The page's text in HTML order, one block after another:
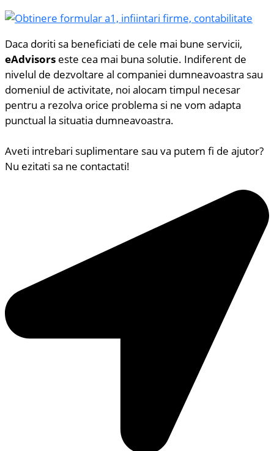
Daca doriti sa beneficiati de cele mai bune servicii,
eAdvisors este cea mai buna solutie. Indiferent de
nivelul de dezvoltare al companiei dumneavoastra sau
domeniul de activitate, noi alocam timpul necesar
pentru a rezolva orice problema si ne vom adapta
punctual la situatia dumneavoastra.
Aveti intrebari suplimentare sau va putem fi de ajutor?
Nu ezitati sa ne contactati!